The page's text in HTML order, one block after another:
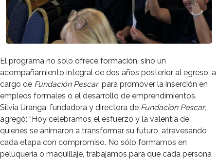
El programa no solo ofrece formación, sino un
acompañamiento integral de dos años posterior al egreso, a
cargo de Fundación Pescar, para promover la inserción en
empleos formales o el desarrollo de emprendimientos.
Silvia Uranga, fundadora y directora de Fundación Pescar,
agregó: “Hoy celebramos el esfuerzo y la valentía de
quienes se animaron a transformar su futuro, atravesando
cada etapa con compromiso. No sólo formamos en
peluquería o maquillaje, trabajamos para que cada persona